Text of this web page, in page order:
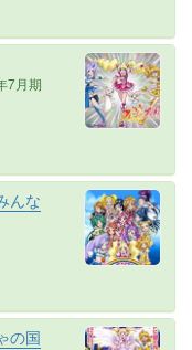
7月期
んな
の国